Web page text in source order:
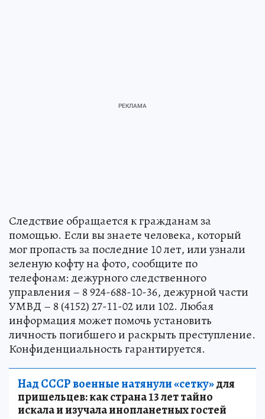
Следствие обращается к гражданам за
помощью. Если вы знаете человека, который
мог пропасть за последние 10 лет, или узнали
зеленую кофту на фото, сообщите по
телефонам: дежурного следственного
управления – 8 924-688-10-36, дежурной части
УМВД – 8 (4152) 27-11-02 или 102. Любая
информация может помочь установить
личность погибшего и раскрыть преступление.
Конфиденциальность гарантируется.
Над СССР военные натянули «сетку»для
пришельцев: как страна 13 лет тайно
искала и изучала инопланетных гостей